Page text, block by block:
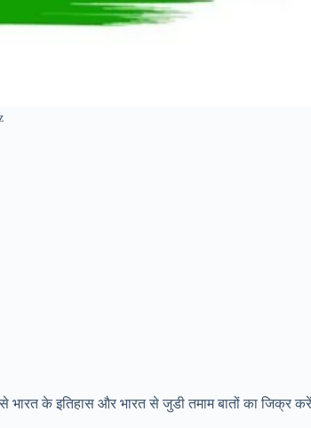
के इतिहास और भारत से जुडी तमाम बातों का जिक्र